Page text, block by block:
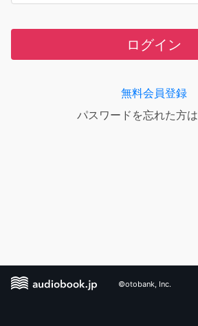
ログイン
無料会員登録
パスワードを忘れた方は
©otobank, Inc.